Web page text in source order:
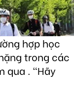
hợp học
trong các
qua . "Hãy